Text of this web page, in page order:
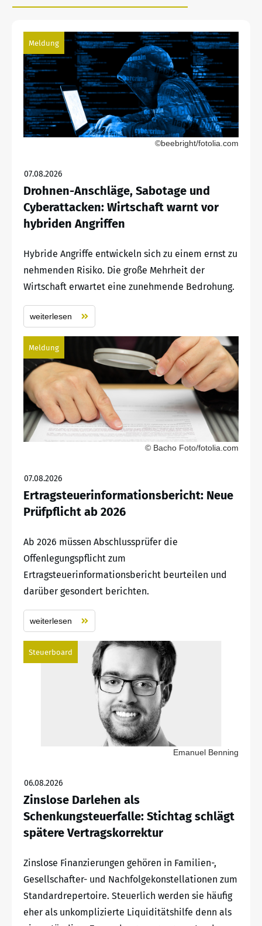
Meldung
©beebright/fotolia.com
07.08.2026
Drohnen-Anschläge, Sabotage und
Cyberattacken: Wirtschaft warnt vor
hybriden Angriffen
Hybride Angriffe entwickeln sich zu einem ernst zu
nehmenden Risiko. Die große Mehrheit der
Wirtschaft erwartet eine zunehmende Bedrohung.
weiterlesen
Meldung
© Bacho Foto/fotolia.com
07.08.2026
Ertragsteuerinformationsbericht: Neue
Prüfpflicht ab 2026
Ab 2026 müssen Abschlussprüfer die
Offenlegungspflicht zum
Ertragsteuerinformationsbericht beurteilen und
darüber gesondert berichten.
weiterlesen
Steuerboard
Emanuel Benning
06.08.2026
Zinslose Darlehen als
Schenkungsteuerfalle: Stichtag schlägt
spätere Vertragskorrektur
Zinslose Finanzierungen gehören in Familien-,
Gesellschafter- und Nachfolgekonstellationen zum
Standardrepertoire. Steuerlich werden sie häufig
eher als unkomplizierte Liquiditätshilfe denn als